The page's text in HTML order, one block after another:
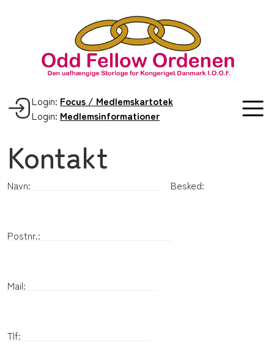
Login: Focus / Medlemskartotek
Login: Medlemsinformationer
Kontakt
Navn:
Postnr.:
Mail:
Tlf:
Besked: